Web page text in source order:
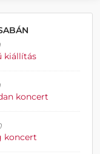
kiállítás
koncert
koncert